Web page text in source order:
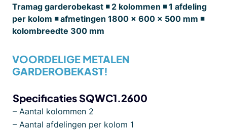
Tramag garderobekast ◾ 2 kolommen ◾ 1 afdeling
per kolom ◾ afmetingen 1800 x 600 x 500 mm ◾
kolombreedte 300 mm
VOORDELIGE METALEN
GARDEROBEKAST!
Specificaties SQWC1.2600
– Aantal kolommen 2
– Aantal afdelingen per kolom 1